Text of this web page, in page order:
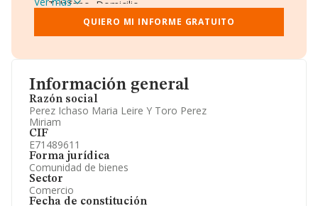
Información general
Razón social
Perez Ichaso Maria Leire Y Toro Perez
Miriam
CIF
E71489611
Forma jurídica
Comunidad de bienes
Sector
Comercio
Fecha de constitución
Teléfono, Domicilio.
Informe Mercantil Completo (BORME).
Gráficos de Evolución Ventas y Empleados.
Consejo de Administración y Administradores.
Accionistas.
Artículos de prensa publicados sobre la empresa.
Información oficial y registral complementaria.
QUIERO MI INFORME GRATUITO